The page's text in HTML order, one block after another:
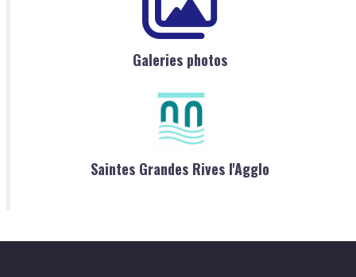
Galeries photos
Saintes Grandes Rives l'Agglo